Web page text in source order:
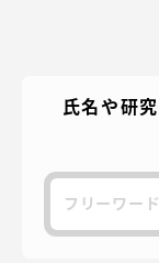
氏名や研
検